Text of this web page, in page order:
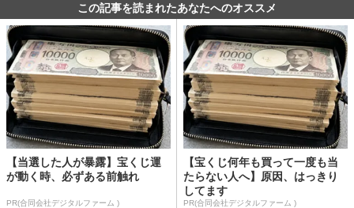
この記事を読まれたあなたへのオススメ
【当選した人が暴露】宝くじ運
が動く時、必ずある前触れ
PR(合同会社デジタルファーム )
【宝くじ何年も買って一度も当
たらない人へ】原因、はっきり
してます
PR(合同会社デジタルファーム )